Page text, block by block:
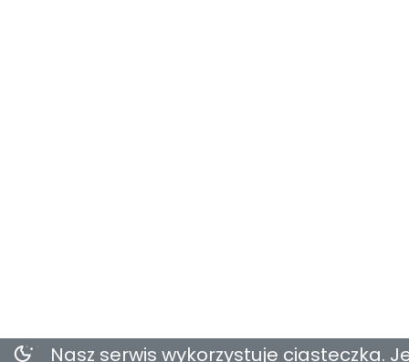
Nasz serwis wykorzystuje ciasteczka.